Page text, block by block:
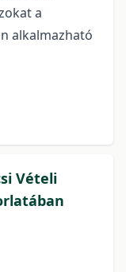
a
alkalmazható
Vételi